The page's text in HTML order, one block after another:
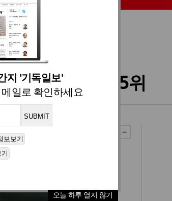
지 '기독일보'
일로 확인하세요
오늘 하루 열지 않기
력 2014. 04. 11 09:24
터스 1R 공동 5위